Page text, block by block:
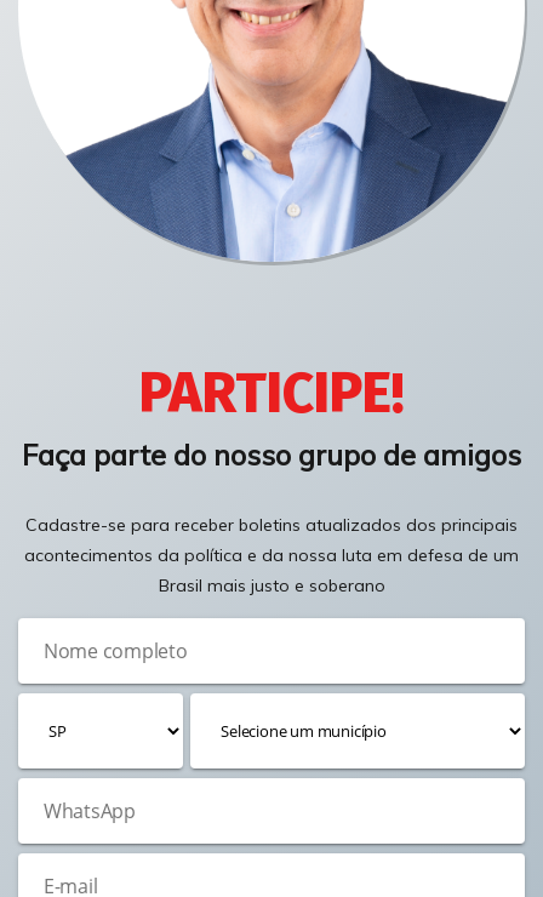
PARTICIPE!
Faça parte do nosso grupo de amigos
Cadastre-se para receber boletins atualizados dos principais
acontecimentos da política e da nossa luta em defesa de um
Brasil mais justo e soberano